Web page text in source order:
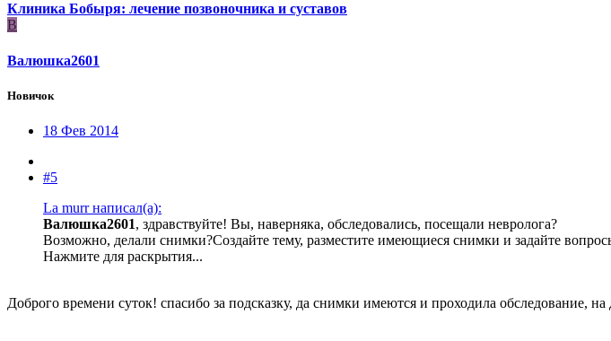
Клиника Бобыря: лечение позвоночника и суставов
В
Валюшка2601
Новичок
18 Фев 2014
#5
La murr написал(а):
Валюшка2601, здравствуйте! Вы, наверняка, обследовались, посещали невролога?
Возможно, делали снимки?Создайте тему, разместите имеющиеся снимки и задайте
Нажмите для раскрытия...
Доброго времени суток! спасибо за подсказку, да снимки имеются и проходила обследование,